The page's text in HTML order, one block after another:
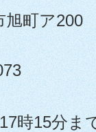
町ア200
時15分ま